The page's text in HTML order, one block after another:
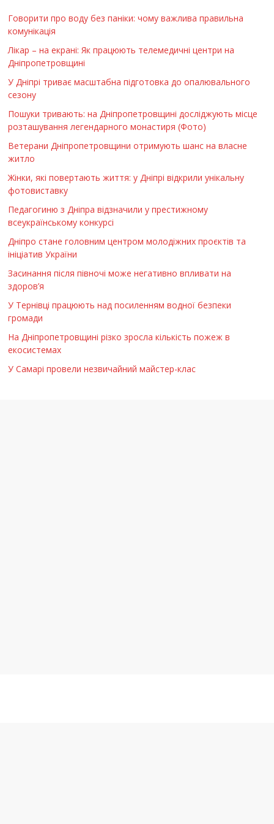
Говорити про воду без паніки: чому важлива правильна
комунікація
Лікар – на екрані: Як працюють телемедичні центри на
Дніпропетровщині
У Дніпрі триває масштабна підготовка до опалювального
сезону
Пошуки тривають: на Дніпропетровщині досліджують місце
розташування легендарного монастиря (Фото)
Ветерани Дніпропетровщини отримують шанс на власне
житло
Жінки, які повертають життя: у Дніпрі відкрили унікальну
фотовиставку
Педагогиню з Дніпра відзначили у престижному
всеукраїнському конкурсі
Дніпро стане головним центром молодіжних проєктів та
ініціатив України
Засинання після півночі може негативно впливати на
здоров’я
У Тернівці працюють над посиленням водної безпеки
громади
На Дніпропетровщині різко зросла кількість пожеж в
екосистемах
У Самарі провели незвичайний майстер-клас